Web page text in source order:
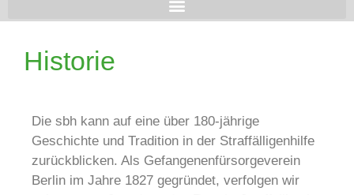
Historie
Die sbh kann auf eine über 180-jährige
Geschichte und Tradition in der Straffälligenhilfe
zurückblicken. Als Gefangenenfürsorgeverein
Berlin im Jahre 1827 gegründet, verfolgen wir